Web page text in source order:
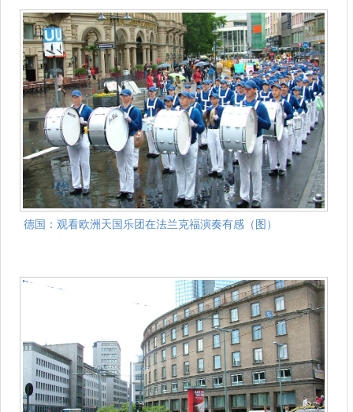
德国：观看欧洲天国乐团在法兰克福演奏有感（图）